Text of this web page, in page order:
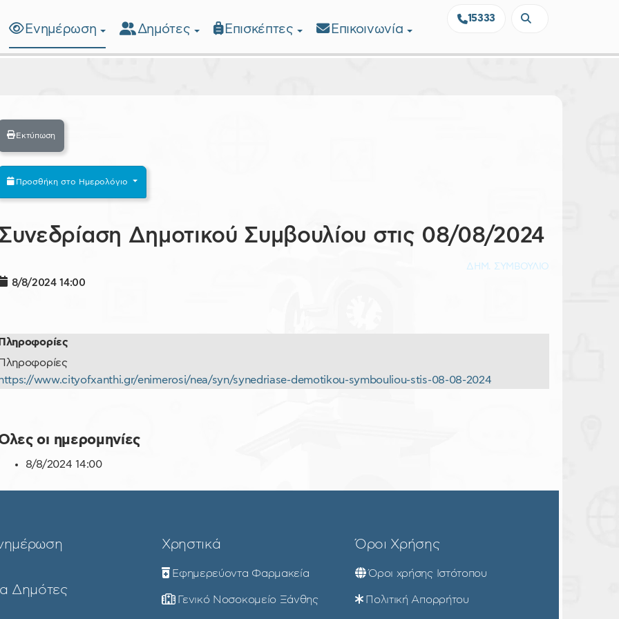
15333
Ενημέρωση Δημότες Επισκέπτες Επικοινωνία
Εκτύπωση
Προσθήκη στο Ημερολόγιο
Δημοτικού Συμβουλίου στις 08/08/2024
ΔΗΜ. ΣΥΜΒΟΥΛΙΟ
8/8/2024 14:00
www.cityofxanthi.gr/enimerosi/nea/syn/synedriase-demotikou-symbouliou-stis-08-08-2024
οι ημερομηνίες
8/8/202414:00
Δημότες
Χρηστικά
Εφημερεύοντα Φαρμακεία
Γενικό Νοσοκομείο Ξάνθης
Όροι Χρήσης
Όροι χρήσης Ιστότοπου
Πολιτική Απορρήτου